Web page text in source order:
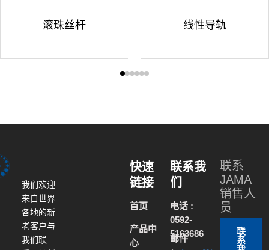
滚珠丝杆 线性导轨
我们欢迎
来自世界
各地的新
老客户与
我们联
快速
链接
首页
产品中
心
联系我
们
电话 :
0592-
5163686
邮件
联系
JAMA
销售人
员
联
系